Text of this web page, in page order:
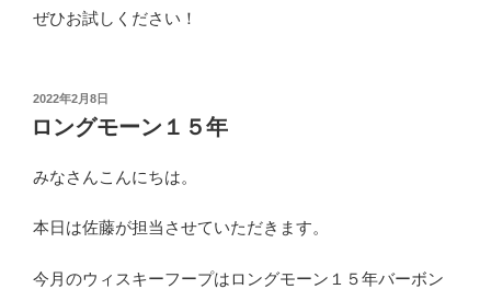
ぜひお試しください！
投
稿
日:
2022年2月8日
ロングモーン１５年
みなさんこんにちは。
本日は佐藤が担当させていただきます。
今月のウィスキーフープはロングモーン１５年バーボン